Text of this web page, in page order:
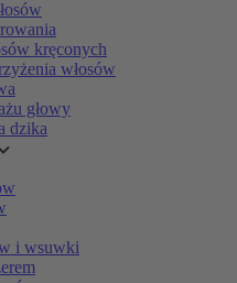
kręconych
włosów
głowy
dzika
i wsuwki